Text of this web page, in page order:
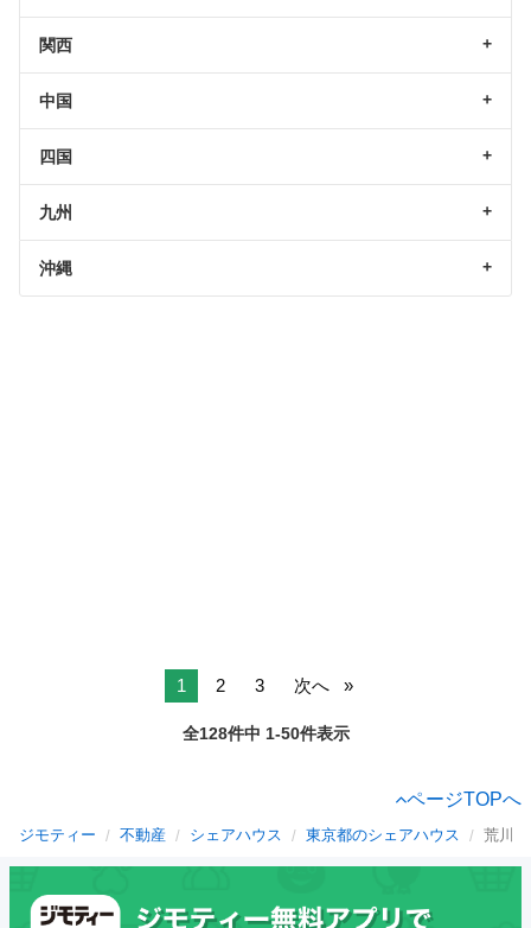
関西
中国
四国
九州
沖縄
1 2 3 次へ
全128件中 1-50件表示
ページTOPへ
ジモティー 不動産 シェアハウス 東京都のシェアハウス 荒川